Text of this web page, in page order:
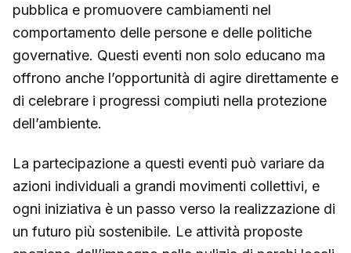
pubblica e promuovere cambiamenti nel
comportamento delle persone e delle politiche
governative. Questi eventi non solo educano ma
offrono anche l’opportunità di agire direttamente e
di celebrare i progressi compiuti nella protezione
dell’ambiente.
La partecipazione a questi eventi può variare da
azioni individuali a grandi movimenti collettivi, e
ogni iniziativa è un passo verso la realizzazione di
un futuro più sostenibile. Le attività proposte